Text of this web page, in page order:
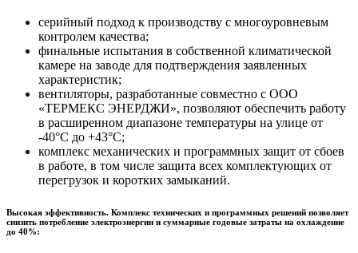
серийный подход к производству с многоуровневым
контролем качества;
финальные испытания в собственной климатической
камере на заводе для подтверждения заявленных
характеристик;
вентиляторы, разработанные совместно с ООО
«ТЕРМЕКС ЭНЕРДЖИ», позволяют обеспечить работу
в расширенном диапазоне температуры на улице от
-40°С до +43°С;
комплекс механических и программных защит от сбоев
в работе, в том числе защита всех комплектующих от
перегрузок и коротких замыканий.
Высокая эффективность. Комплекс технических и программных решений позволяет
снизить потребление электроэнергии и суммарные годовые затраты на охлаждение
до 40%: